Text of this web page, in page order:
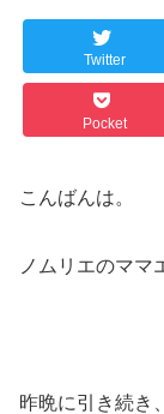
Twitter
Pocket
こんばんは。
ノムリエのママ
昨晩に引き続き